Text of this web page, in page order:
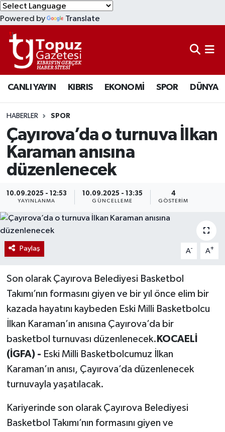
Powered by Translate
CANLI YAYIN KIBRIS EKONOMİ SPOR DÜNYA
HABERLER SPOR
Çayırova’da o turnuva İlkan
Karaman anısına
düzenlenecek
10.09.2025 - 12:53
YAYINLANMA
10.09.2025 - 13:35
GÜNCELLEME
4
GÖSTERIM
Paylaş A- A+
Son olarak Çayırova Belediyesi Basketbol
Takımı’nın formasını giyen ve bir yıl önce elim bir
kazada hayatını kaybeden Eski Milli Basketbolcu
İlkan Karaman’ın anısına Çayırova’da bir
basketbol turnuvası düzenlenecek. KOCAELİ
(İGFA) - Eski Milli Basketbolcumuz İlkan
Karaman’ın anısı, Çayırova’da düzenlenecek
turnuvayla yaşatılacak.
Kariyerinde son olarak Çayırova Belediyesi
Basketbol Takımı’nın formasını giyen ve
KIBRIS
DÜNYA
EKONOMİ
MAGAZİN
SAĞLIK
SPOR
TEKNOLOJİ
TÜRKİYE
Lefkoşa Nöbetçi Eczaneler
Lefkoşa Hava Durumu
Lefkoşa Trafik Yoğunluk Haritası
Süper Lig Puan Durumu ve Fikstür
Tüm Manşetler
Son Dakika Haberleri
Haber Arşivi